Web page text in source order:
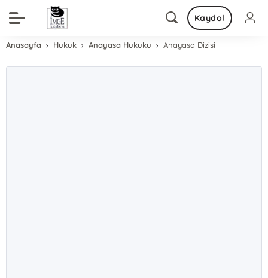
Kaydol
Anasayfa Hukuk Anayasa Hukuku Anayasa Dizisi